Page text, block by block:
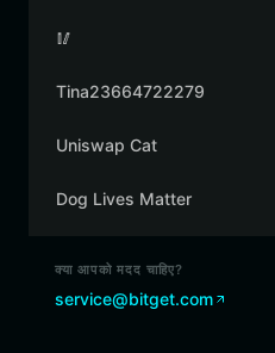
🥢
Tina23664722279
Uniswap Cat
Dog Lives Matter
क्या आपको मदद चाहिए?
service@bitget.com